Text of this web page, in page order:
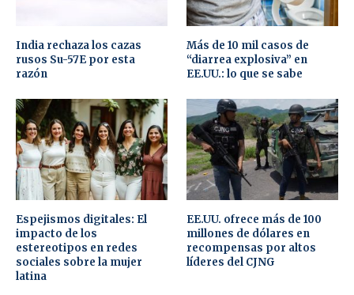
India rechaza los cazas
rusos Su-57E por esta
razón
Más de 10 mil casos de
“diarrea explosiva” en
EE.UU.: lo que se sabe
Espejismos digitales: El
impacto de los
estereotipos en redes
sociales sobre la mujer
latina
EE.UU. ofrece más de 100
millones de dólares en
recompensas por altos
líderes del CJNG